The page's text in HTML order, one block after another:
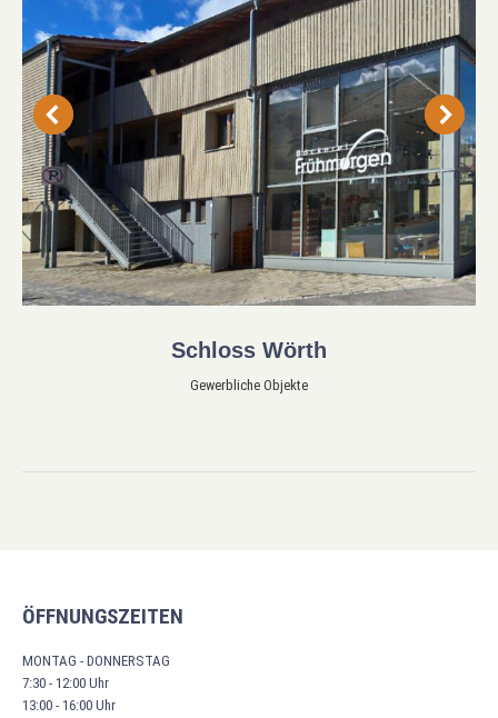
Schloss Wörth
Gewerbliche Objekte
ÖFFNUNGSZEITEN
MONTAG - DONNERSTAG
7:30 - 12:00 Uhr
13:00 - 16:00 Uhr